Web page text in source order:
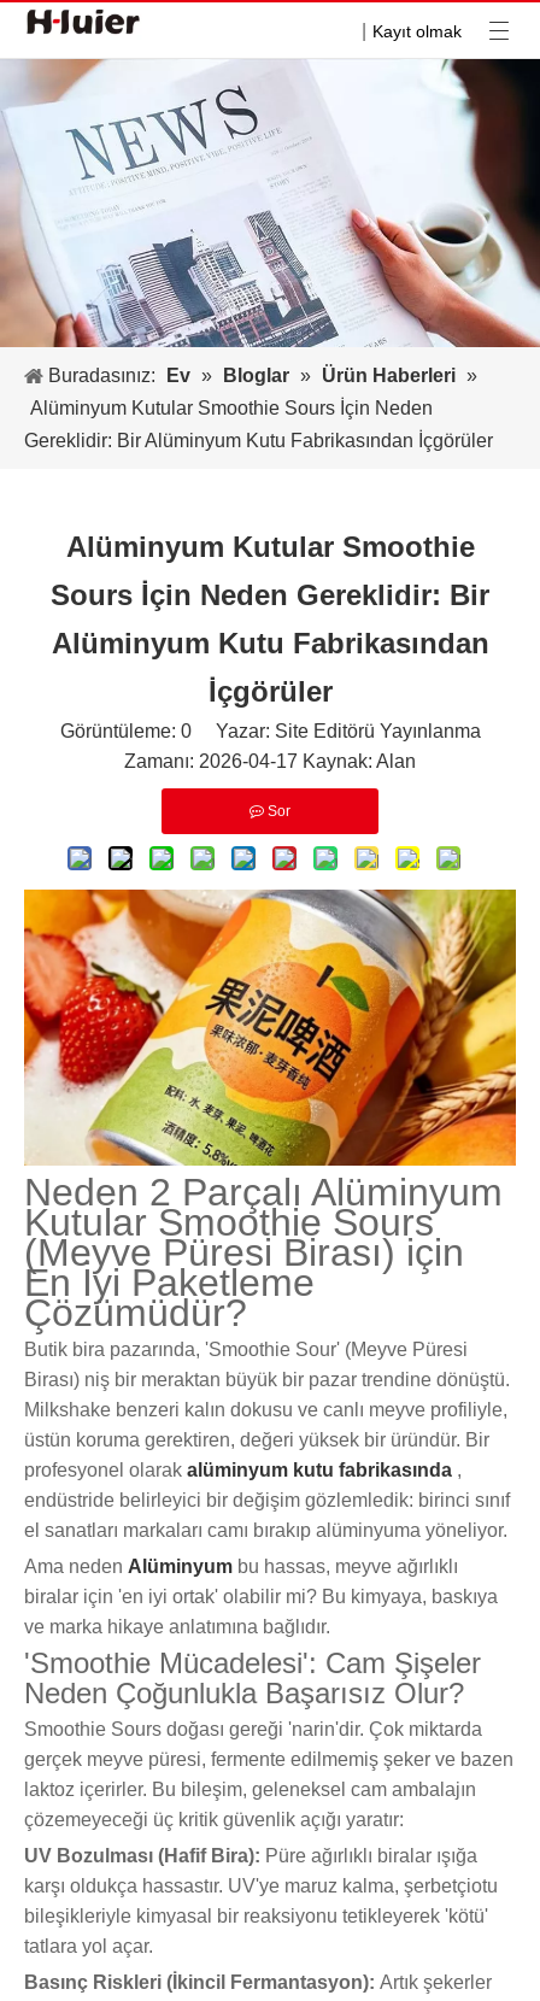
Kayıt olmak
Buradasınız: Ev » Bloglar » Ürün Haberleri »
Alüminyum Kutular Smoothie Sours İçin Neden
Gereklidir: Bir Alüminyum Kutu Fabrikasından İçgörüler
Alüminyum Kutular Smoothie
Sours İçin Neden Gereklidir: Bir
Alüminyum Kutu Fabrikasından
İçgörüler
Görüntüleme: 0Yazar: Site Editörü Yayınlanma
Zamanı: 2026-04-17 Kaynak: Alan
Sor
Neden 2 Parçalı Alüminyum
Kutular Smoothie Sours
(Meyve Püresi Birası) için
En İyi Paketleme
Çözümüdür?
Butik bira pazarında, 'Smoothie Sour' (Meyve Püresi
Birası) niş bir meraktan büyük bir pazar trendine dönüştü.
Milkshake benzeri kalın dokusu ve canlı meyve profiliyle,
üstün koruma gerektiren, değeri yüksek bir üründür. Bir
profesyonel olarak alüminyum kutu fabrikasında ,
endüstride belirleyici bir değişim gözlemledik: birinci sınıf
el sanatları markaları camı bırakıp alüminyuma yöneliyor.
Ama neden Alüminyum bu hassas, meyve ağırlıklı
biralar için 'en iyi ortak' olabilir mi? Bu kimyaya, baskıya
ve marka hikaye anlatımına bağlıdır.
'Smoothie Mücadelesi': Cam Şişeler
Neden Çoğunlukla Başarısız Olur?
Smoothie Sours doğası gereği 'narin'dir. Çok miktarda
gerçek meyve püresi, fermente edilmemiş şeker ve bazen
laktoz içerirler. Bu bileşim, geleneksel cam ambalajın
çözemeyeceği üç kritik güvenlik açığı yaratır:
UV Bozulması (Hafif Bira): Püre ağırlıklı biralar ışığa
karşı oldukça hassastır. UV'ye maruz kalma, şerbetçiotu
bileşikleriyle kimyasal bir reaksiyonu tetikleyerek 'kötü'
tatlara yol açar.
Basınç Riskleri (İkincil Fermantasyon): Artık şekerler